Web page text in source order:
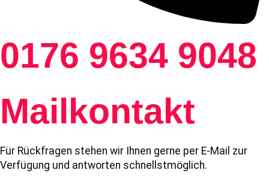
0176 9634 9048
Mailkontakt
Für Rückfragen stehen wir Ihnen gerne per E-Mail zur
Verfügung und antworten schnellstmöglich.